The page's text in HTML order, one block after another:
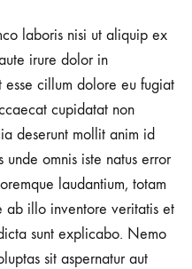
laboris nisi ut aliquip ex
irure dolor in
cillum dolore eu fugiat
cupidatat non
deserunt mollit anim id
omnis iste natus error
laudantium, totam
ab illo inventore veritatis et
sunt explicabo. Nemo
sit aspernatur aut